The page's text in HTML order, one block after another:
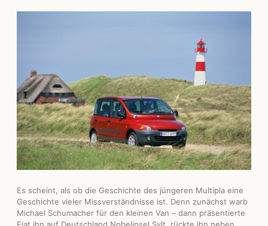
Es scheint, als ob die Geschichte des jüngeren Multipla eine
Geschichte vieler Missverständnisse ist. Denn zunächst warb
Michael Schumacher für den kleinen Van – dann präsentierte